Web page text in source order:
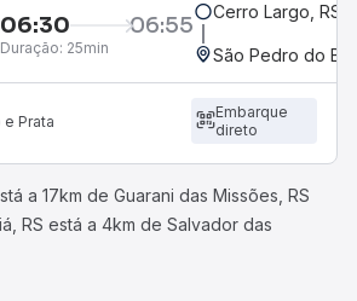
06:30 06:55
Duração: 25min
Cerro Largo, RS
São Pedro do
e Prata
Embarque
direto
a 17km de Guarani das Missões, RS
RS está a 4km de Salvador das